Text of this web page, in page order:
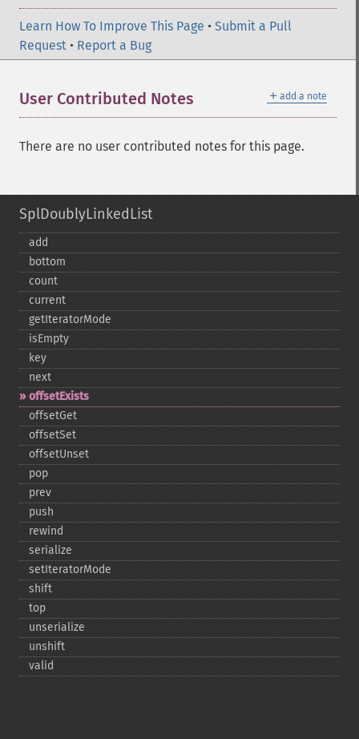
Learn How To Improve This Page • Submit a Pull
Request • Report a Bug
＋ add a note
User Contributed Notes
There are no user contributed notes for this page.
SplDoublyLinkedList
add
bottom
count
current
getIteratorMode
isEmpty
key
next
offsetExists
offsetGet
offsetSet
offsetUnset
pop
prev
push
rewind
serialize
setIteratorMode
shift
top
unserialize
unshift
valid